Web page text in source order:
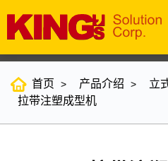
首页 产品介绍
立
拉带注塑成型机